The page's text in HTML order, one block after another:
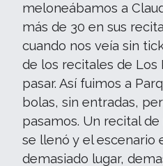
meloneábamos a
más de 30 en sus
cuando nos veía sin
de los recitales de Los
pasar. Así fuimos a
bolas, sin entradas,
pasamos. Un recital
se llenó y el escenario
demasiado lugar,